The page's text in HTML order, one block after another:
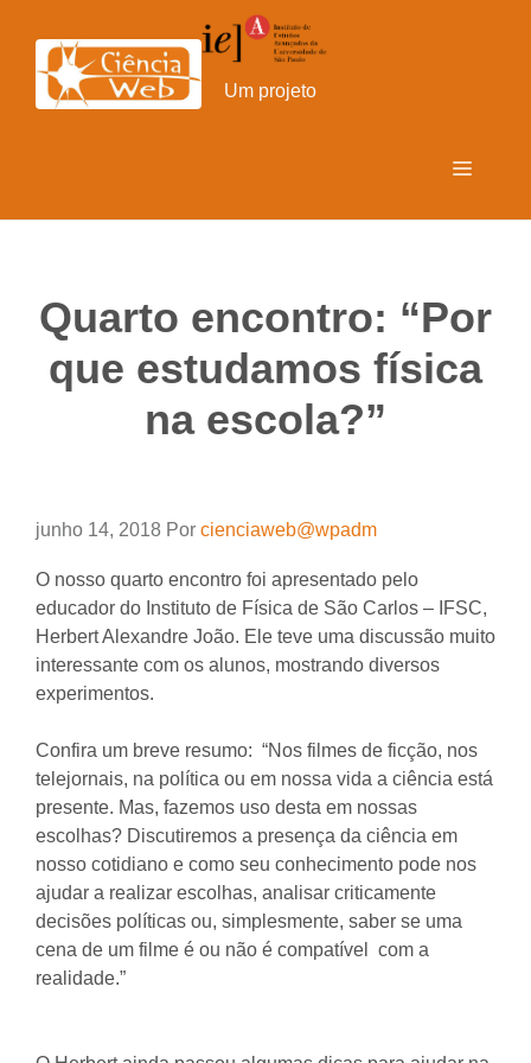
para
conteúdo
Um projeto
Menu
Quarto encontro: “Por
que estudamos física
na escola?”
junho 14, 2018 Por cienciaweb@wpadm
O nosso quarto encontro foi apresentado pelo
educador do Instituto de Física de São Carlos – IFSC,
Herbert Alexandre João. Ele teve uma discussão muito
interessante com os alunos, mostrando diversos
experimentos.
Confira um breve resumo: “Nos filmes de ficção, nos
telejornais, na política ou em nossa vida a ciência está
presente. Mas, fazemos uso desta em nossas
escolhas? Discutiremos a presença da ciência em
nosso cotidiano e como seu conhecimento pode nos
ajudar a realizar escolhas, analisar criticamente
decisões políticas ou, simplesmente, saber se uma
cena de um filme é ou não é compatível com a
realidade.”